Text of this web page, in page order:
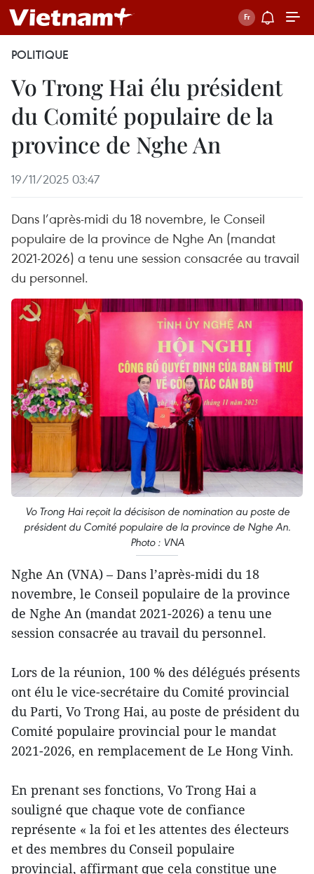
POLITIQUE
Vo Trong Hai élu président
du Comité populaire de la
province de Nghe An
19/11/2025 03:47
Dans l’après-midi du 18 novembre, le Conseil
populaire de la province de Nghe An (mandat
2021-2026) a tenu une session consacrée au travail
du personnel.
Vo Trong Hai reçoit la décisison de nomination au poste de
président du Comité populaire de la province de Nghe An.
Photo : VNA
Nghe An (VNA) – Dans l’après-midi du 18
novembre, le Conseil populaire de la province
de Nghe An (mandat 2021-2026) a tenu une
session consacrée au travail du personnel.
Lors de la réunion, 100 % des délégués présents
ont élu le vice-secrétaire du Comité provincial
du Parti, Vo Trong Hai, au poste de président du
Comité populaire provincial pour le mandat
2021-2026, en remplacement de Le Hong Vinh.
En prenant ses fonctions, Vo Trong Hai a
souligné que chaque vote de confiance
représente « la foi et les attentes des électeurs
et des membres du Conseil populaire
provincial, affirmant que cela constitue une